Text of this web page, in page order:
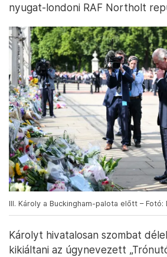
nyugat-londoni RAF Northolt
III. Károly a Buckingham-palota előtt – Fotó:
Károlyt hivatalosan szombat
kikiáltani az úgynevezett